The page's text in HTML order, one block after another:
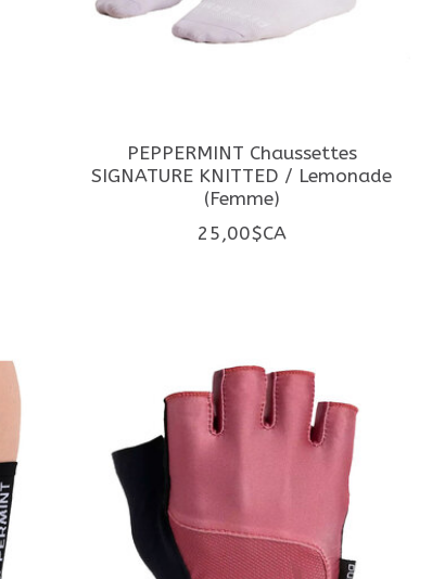
PEPPERMINT Chaussettes
SIGNATURE KNITTED / Lemonade
(Femme)
25,00$CA